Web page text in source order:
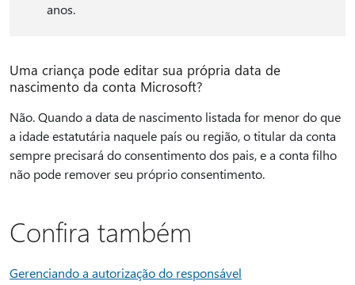
anos.
Uma criança pode editar sua própria data de
nascimento da conta Microsoft?
Não. Quando a data de nascimento listada for menor do que
a idade estatutária naquele país ou região, o titular da conta
sempre precisará do consentimento dos pais, e a conta filho
não pode remover seu próprio consentimento.
Confira também
Gerenciando a autorização do responsável